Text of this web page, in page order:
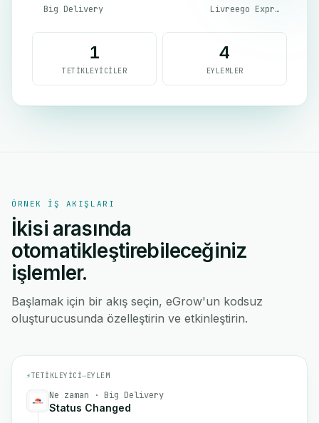
Big Delivery Livreego Expresse
1
TETIKLEYICILER
4
EYLEMLER
ÖRNEK IŞ AKIŞLARI
İkisi arasında
otomatikleştirebileceğiniz
işlemler.
Başlamak için bir akış seçin, eGrow'un kodsuz
oluşturucusunda özelleştirin ve etkinleştirin.
⚡TETIKLEYICI→EYLEM
Ne zaman · Big Delivery
Status Changed